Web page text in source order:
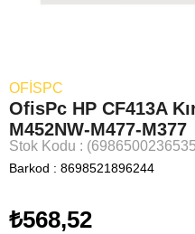
OFİSPC
OfisPc HP CF413A
M452NW-M477-M377
Stok Kodu
Barkod : 8698521896244
₺568,52